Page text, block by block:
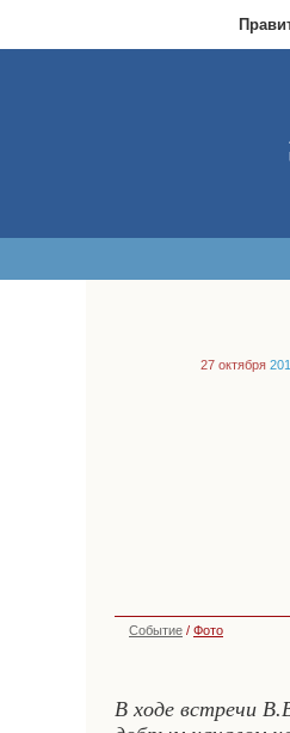
27 октября
Событие / Фото
В ходе встречи